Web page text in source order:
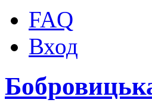
FAQ
Вход